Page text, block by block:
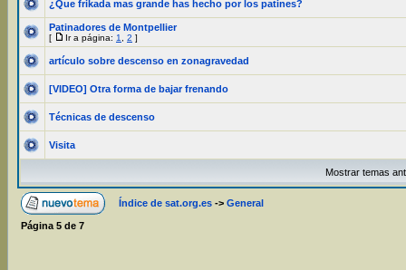
¿Que frikada mas grande has hecho por los patines?
Patinadores de Montpellier
[ Ir a página: 1 2 ]
artículo sobre descenso en zonagravedad
[VIDEO] Otra forma de bajar frenando
Técnicas de descenso
Visita
Mostrar temas
Índice de sat.org.es -> General
Página 5 de 7